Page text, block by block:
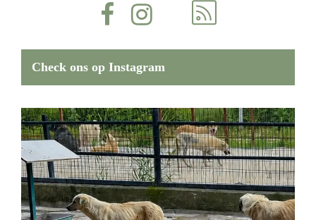
Check ons op Instagram